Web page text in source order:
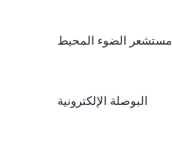
مستشعر الضوء المحيط
البوصلة الإلكترونية